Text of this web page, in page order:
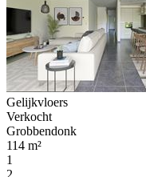
Gelijkvloers
Verkocht
Grobbendonk
114 m²
1
2